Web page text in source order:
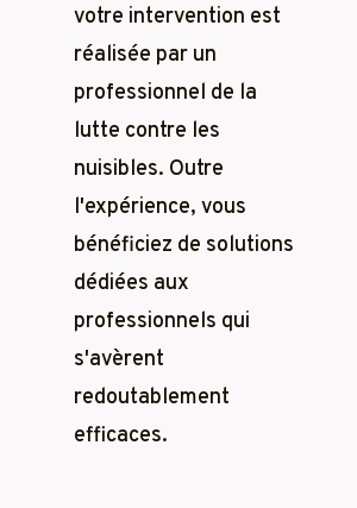
votre intervention est
réalisée par un
professionnel de la
lutte contre les
nuisibles. Outre
l'expérience, vous
bénéficiez de solutions
dédiées aux
professionnels qui
s'avèrent
redoutablement
efficaces.